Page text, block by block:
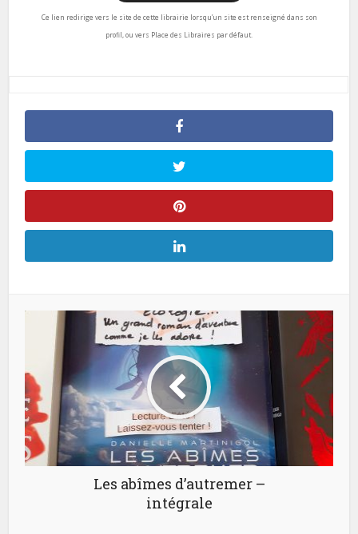
Ce lien redirige vers le site de cette librairie lorsqu’un site est renseigné dans son
profil, ou vers Place des Libraires par défaut.
Les abîmes d’autremer –
intégrale